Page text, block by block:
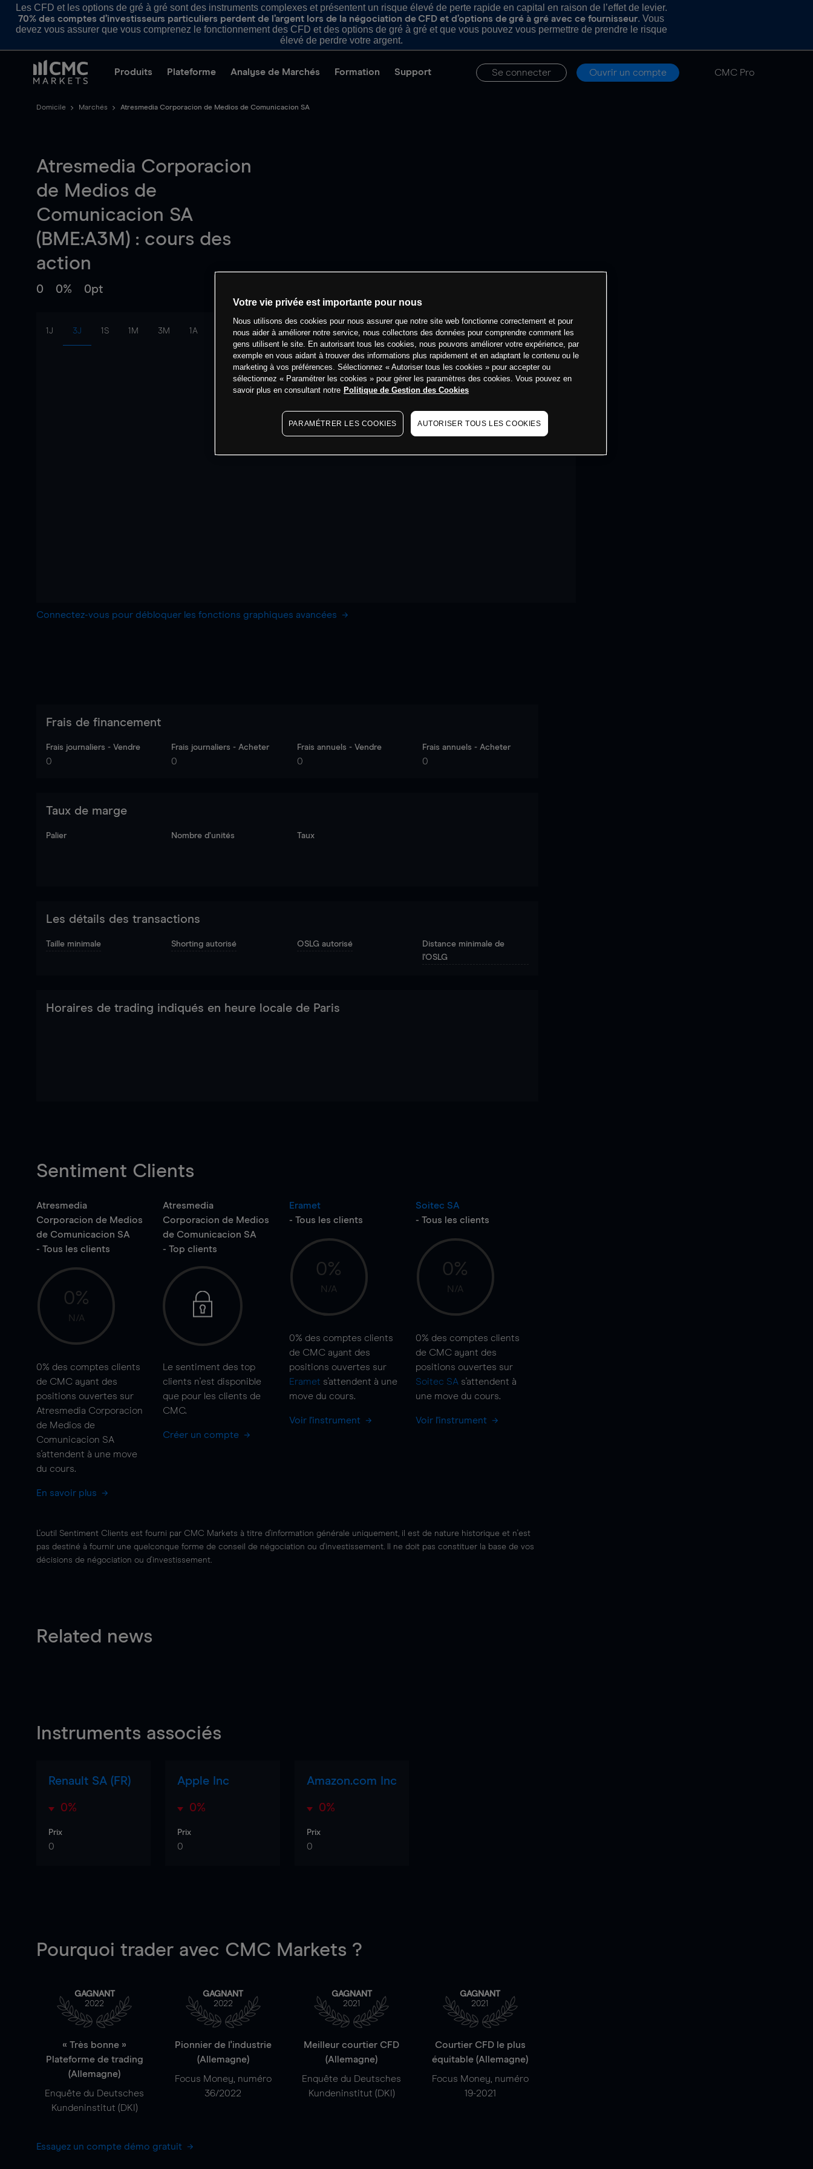
Les CFD et les options de gré à gré sont des instruments complexes et présentent un risque élevé de perte rapide en capital en raison de l’effet de levier.
70% des comptes d’investisseurs particuliers perdent de l’argent lors de la négociation de CFD et d’options de gré à gré avec ce fournisseur. Vous
devez vous assurer que vous comprenez le fonctionnement des CFD et des options de gré à gré et que vous pouvez vous permettre de prendre le risque
élevé de perdre votre argent.
Produits Plateforme Analyse de Marchés Formation Support Se connecter Ouvrir un compte CMC Pro
Domicile Marchés Atresmedia Corporacion de Medios de Comunicacion SA
Atresmedia Corporacion
de Medios de
Comunicacion SA
(BME:A3M) : cours des
action
0 0% 0pt
1J 3J 1S 1M 3M 1A intervalle:10 min
Connectez-vous pour débloquer les fonctions graphiques avancées
Frais de financement
Frais journaliers - Vendre
0
Frais journaliers - Acheter
0
Frais annuels - Vendre
0
Frais annuels - Acheter
0
Taux de marge
Palier Nombre d’unités Taux
Les détails des transactions
Taille minimale Shorting autorisé OSLG autorisé
Distance minimale de
l'OSLG
Horaires de trading indiqués en heure locale de Paris
Sentiment Clients
Atresmedia
Corporacion de Medios
de Comunicacion SA
- Tous les clients
0%
N/A
0% des comptes clients
de CMC ayant des
positions ouvertes sur
Atresmedia Corporacion
de Medios de
Comunicacion SA
s'attendent à une move
du cours.
En savoir plus
Atresmedia
Corporacion de Medios
de Comunicacion SA
- Top clients
Le sentiment des top
clients n'est disponible
que pour les clients de
CMC.
Créer un compte
Eramet
- Tous les clients
0%
N/A
0% des comptes clients
de CMC ayant des
positions ouvertes sur
Eramet s'attendent à une
move du cours.
Voir l'instrument
Soitec SA
- Tous les clients
0%
N/A
0% des comptes clients
de CMC ayant des
positions ouvertes sur
Soitec SA s'attendent à
une move du cours.
Voir l'instrument
L'outil Sentiment Clients est fourni par CMC Markets à titre d'information générale uniquement, il est de nature historique et n'est
pas destiné à fournir une quelconque forme de conseil de négociation ou d'investissement. Il ne doit pas constituer la base de vos
décisions de négociation ou d'investissement.
Related news
Instruments associés
Renault SA (FR)
0%
Prix
0
Apple Inc
0%
Prix
0
Amazon.com Inc
0%
Prix
0
Pourquoi trader avec CMC Markets ?
GAGNANT
2022
« Très bonne »
Plateforme de trading
(Allemagne)
Enquête du Deutsches
Kundeninstitut (DKI)
GAGNANT
2022
Pionnier de l'industrie
(Allemagne)
Focus Money, numéro
36/2022
GAGNANT
2021
Meilleur courtier CFD
(Allemagne)
Enquête du Deutsches
Kundeninstitut (DKI)
GAGNANT
2021
Courtier CFD le plus
équitable (Allemagne)
Focus Money, numéro
19-2021
Essayez un compte démo gratuit
Votre vie privée est importante pour nous
Nous utilisons des cookies pour nous assurer que notre site web fonctionne correctement et pour
nous aider à améliorer notre service, nous collectons des données pour comprendre comment les
gens utilisent le site. En autorisant tous les cookies, nous pouvons améliorer votre expérience, par
exemple en vous aidant à trouver des informations plus rapidement et en adaptant le contenu ou le
marketing à vos préférences. Sélectionnez « Autoriser tous les cookies » pour accepter ou
sélectionnez « Paramétrer les cookies » pour gérer les paramètres des cookies. Vous pouvez en
savoir plus en consultant notre Politique de Gestion des Cookies
PARAMÉTRER LES COOKIES AUTORISER TOUS LES COOKIES